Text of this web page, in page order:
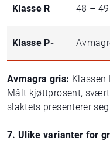
Klasse R 48 – 49
Klasse P-
Avmagra gris: Klassen
Målt kjøttprosent, svært
slaktets presenterer
7. Ulike varianter for